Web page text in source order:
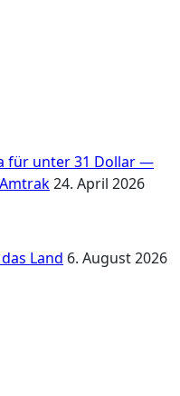
für unter 31 Dollar —
24. April 2026
Land 6. August 2026